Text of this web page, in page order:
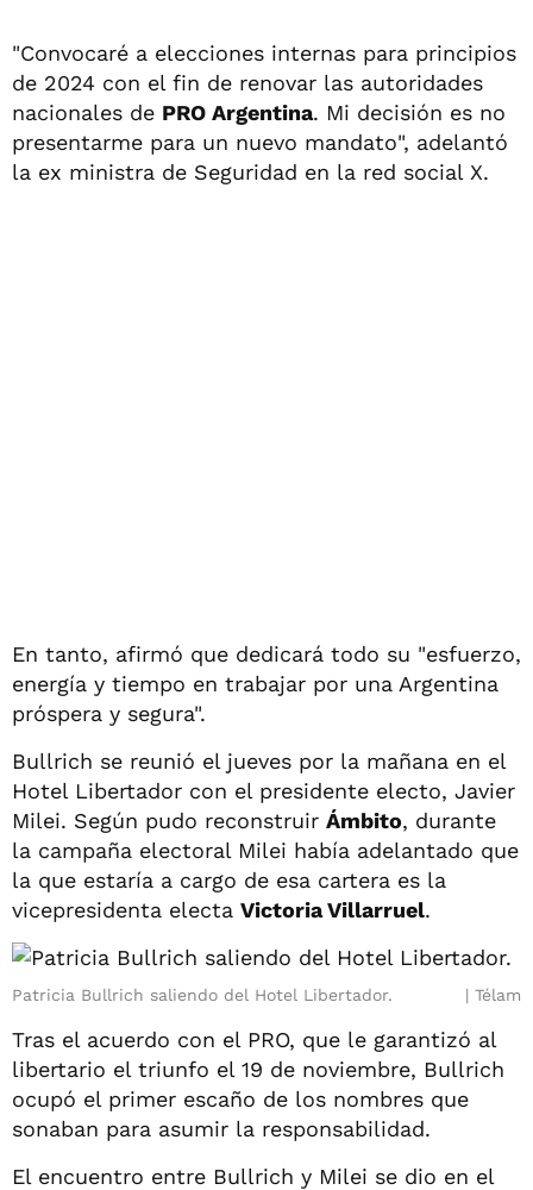
"Convocaré a elecciones internas para principios
de 2024 con el fin de renovar las autoridades
nacionales de PRO Argentina. Mi decisión es no
presentarme para un nuevo mandato", adelantó
la ex ministra de Seguridad en la red social X.
En tanto, afirmó que dedicará todo su "esfuerzo,
energía y tiempo en trabajar por una Argentina
próspera y segura".
Bullrich se reunió el jueves por la mañana en el
Hotel Libertador con el presidente electo, Javier
Milei. Según pudo reconstruir Ámbito, durante
la campaña electoral Milei había adelantado que
la que estaría a cargo de esa cartera es la
vicepresidenta electa Victoria Villarruel.
Patricia Bullrich saliendo del Hotel Libertador. Télam
Tras el acuerdo con el PRO, que le garantizó al
libertario el triunfo el 19 de noviembre, Bullrich
ocupó el primer escaño de los nombres que
sonaban para asumir la responsabilidad.
El encuentro entre Bullrich y Milei se dio en el